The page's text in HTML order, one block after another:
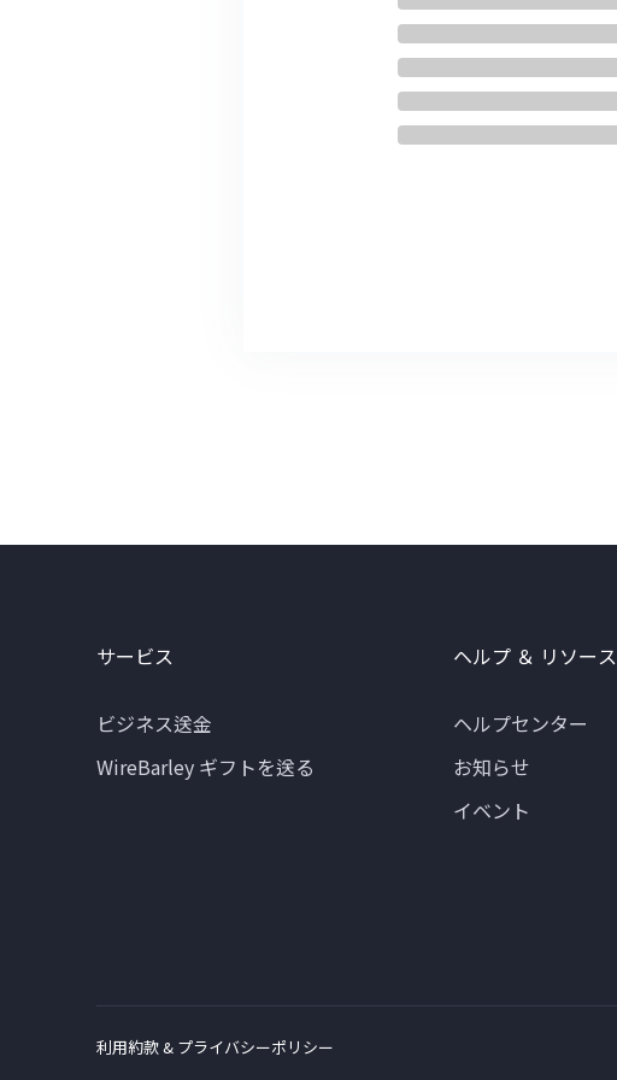
サービス
ビジネス送金
WireBarley ギフトを送る
ヘルプ ＆ リソース
ヘルプセンター
お知らせ
イベント
利用約款 & プライバシーポリシー